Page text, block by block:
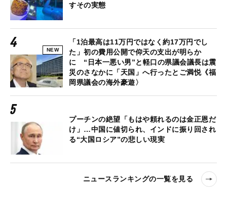
すその実態
NEW
「1泊最高は11万円ではなく約17万円でし
た」初の費用公開で仰天の支出が明らか
に “日本一悪い男”と軽口の県議会議長は震
災のさなかに「天国」へ行ったとご満悦《福
岡県議会の海外豪遊〉
プーチンの絶望「もはや頼れるのは金正恩だ
け」…中国に値切られ、インドに振り回され
る“大国ロシア”の悲しい現実
ニュースランキングの一覧を見る